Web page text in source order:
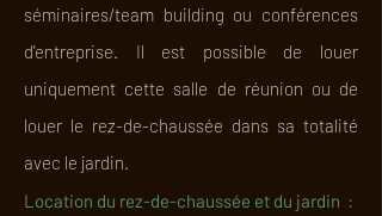
séminaires/team building ou conférences
d'entreprise. Il est possible de louer
uniquement cette salle de réunion ou de
louer le rez-de-chaussée dans sa totalité
avec le jardin.
Location du rez-de-chaussée et du jardin :